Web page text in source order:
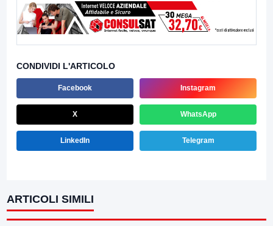
CONDIVIDI L'ARTICOLO
Facebook Instagram
X WhatsApp
LinkedIn Telegram
ARTICOLI SIMILI